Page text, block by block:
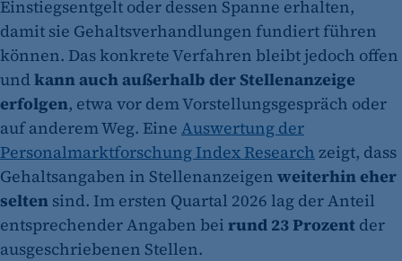
Einstiegsentgelt oder dessen Spanne erhalten,
damit sie Gehaltsverhandlungen fundiert führen
können. Das konkrete Verfahren bleibt jedoch offen
undkann auch außerhalb der Stellenanzeige
erfolgen, etwa vor dem Vorstellungsgespräch oder
auf anderem Weg. Eine Auswertung der
Personalmarktforschung Index Research zeigt, dass
Gehaltsangaben in Stellenanzeigen weiterhin eher
selten sind. Im ersten Quartal 2026 lag der Anteil
entsprechender Angaben bei rund 23 Prozent der
ausgeschriebenen Stellen.